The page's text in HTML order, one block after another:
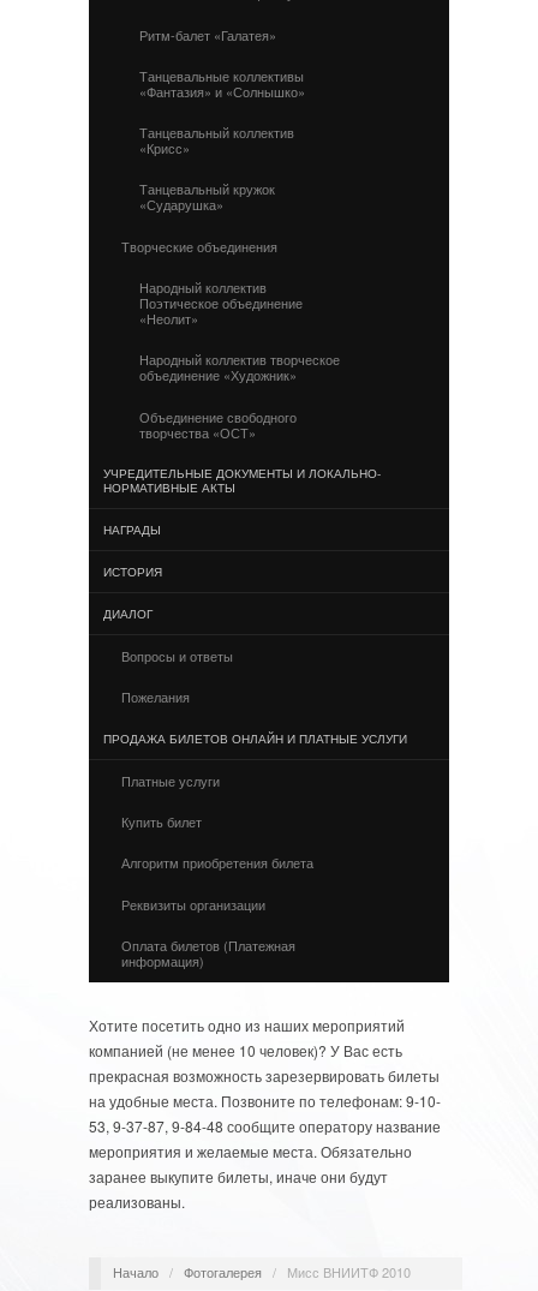
Ритм-балет «Галатея»
Танцевальные коллективы
«Фантазия» и «Солнышко»
Танцевальный коллектив
«Крисс»
Танцевальный кружок
«Сударушка»
Творческие объединения
Народный коллектив
Поэтическое объединение
«Неолит»
Народный коллектив творческое
объединение «Художник»
Объединение свободного
творчества «ОСТ»
УЧРЕДИТЕЛЬНЫЕ ДОКУМЕНТЫ И ЛОКАЛЬНО-
НОРМАТИВНЫЕ АКТЫ
НАГРАДЫ
ИСТОРИЯ
ДИАЛОГ
Вопросы и ответы
Пожелания
ПРОДАЖА БИЛЕТОВ ОНЛАЙН И ПЛАТНЫЕ УСЛУГИ
Платные услуги
Купить билет
Алгоритм приобретения билета
Реквизиты организации
Оплата билетов (Платежная
информация)
Хотите посетить одно из наших мероприятий
компанией (не менее 10 человек)? У Вас есть
прекрасная возможность зарезервировать билеты
на удобные места. Позвоните по телефонам: 9-10-
53, 9-37-87, 9-84-48 сообщите оператору название
мероприятия и желаемые места. Обязательно
заранее выкупите билеты, иначе они будут
реализованы.
Начало / Фотогалерея / Мисс ВНИИТФ 2010